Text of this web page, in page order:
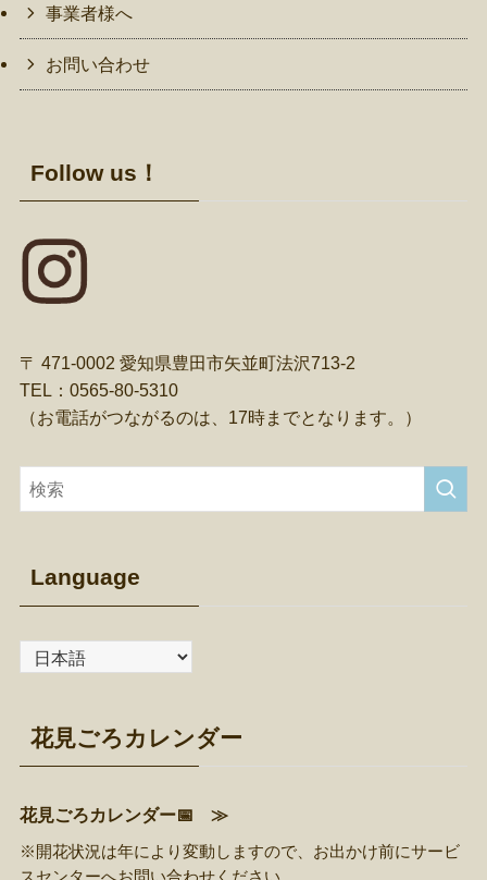
事業者様へ
お問い合わせ
Follow us！
〒 471-0002 愛知県豊田市矢並町法沢713-2
TEL：0565-80-5310
（お電話がつながるのは、17時までとなります。）
Language
花見ごろカレンダー
花見ごろカレンダー📅 ≫
※開花状況は年により変動しますので、お出かけ前にサービ